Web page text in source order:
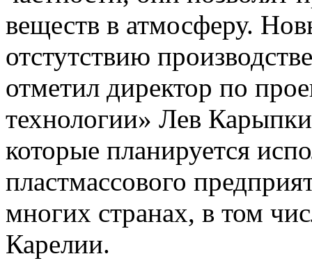
веществ в атмосферу.
отстутствию
отметил директор по
технологии» Лев
которые планируется
пластмассового
многих странах, в том
Карелии.